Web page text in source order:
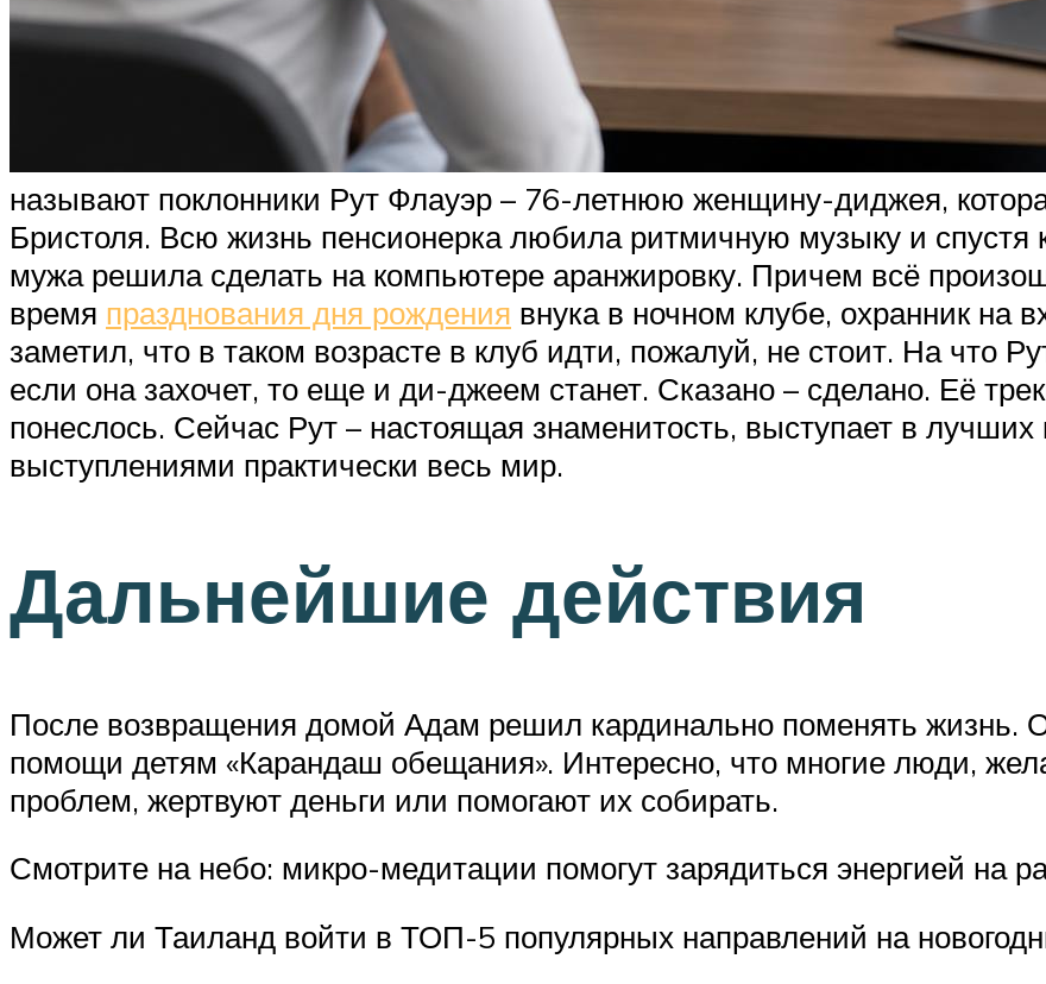
называют поклонники Рут Флауэр – 76-летнюю женщину-диджея,
Бристоля. Всю жизнь пенсионерка любила ритмичную музыку и спустя
мужа решила сделать на компьютере аранжировку. Причем всё
время празднования дня рождения внука в ночном клубе, охранник на
заметил, что в таком возрасте в клуб идти, пожалуй, не стоит. На что
если она захочет, то еще и ди-джеем станет. Сказано – сделано. Её
понеслось. Сейчас Рут – настоящая знаменитость, выступает в
выступлениями практически весь мир.
Дальнейшие действия
После возвращения домой Адам решил кардинально поменять жизнь.
помощи детям «Карандаш обещания». Интересно, что многие люди,
проблем, жертвуют деньги или помогают их собирать.
Смотрите на небо: микро-медитации помогут зарядиться энергией на
Может ли Таиланд войти в ТОП-5 популярных направлений на